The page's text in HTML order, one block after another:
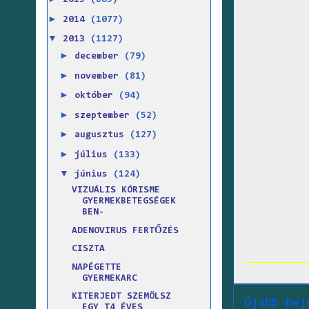
Újabb
► 2014 (1077)
▼ 2013 (1127)
► december (79)
► november (81)
► október (94)
► szeptember (52)
► augusztus (127)
► július (133)
▼ június
(124)
VIZUÁLIS KÓRISME
GYERMEKBETEGSÉGEK
BEN-
ADENOVIRUS FERTŐZÉS
CISZTA
NAPÉGETTE
GYERMEKARC
KITERJEDT SZEMÖLSZ